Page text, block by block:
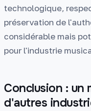
technologique,
préservation de
considérable mais
pour l'industrie
Conclusion : un
d'autres